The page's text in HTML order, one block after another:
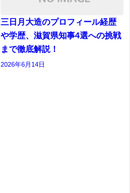
三日月大造のプロフィール経歴
や学歴、滋賀県知事4選への挑戦
まで徹底解説！
2026年6月14日